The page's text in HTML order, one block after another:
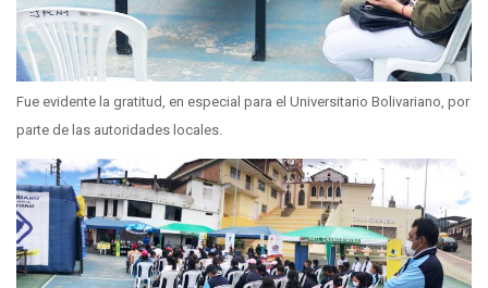
Fue evidente la gratitud, en especial para el Universitario Bolivariano, por
parte de las autoridades locales.